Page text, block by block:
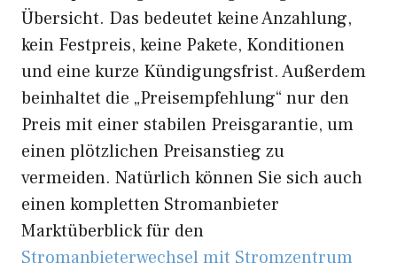
Übersicht. Das bedeutet keine Anzahlung,
kein Festpreis, keine Pakete, Konditionen
und eine kurze Kündigungsfrist. Außerdem
beinhaltet die „Preisempfehlung“ nur den
Preis mit einer stabilen Preisgarantie, um
einen plötzlichen Preisanstieg zu
vermeiden. Natürlich können Sie sich auch
einen kompletten Stromanbieter
Marktüberblick für den
Stromanbieterwechsel mit Stromzentrum